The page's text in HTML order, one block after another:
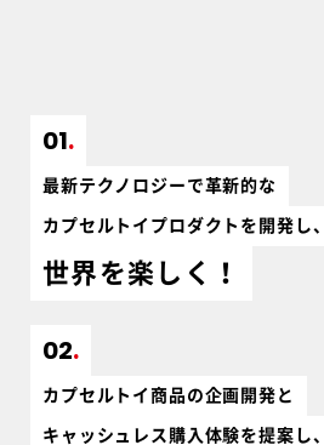
01
最新テクノロジーで革新的な
カプセルトイプロダクトを開発し、
世界を楽しく！
02
カプセルトイ商品の企画開発と
キャッシュレス購入体験を提案し、